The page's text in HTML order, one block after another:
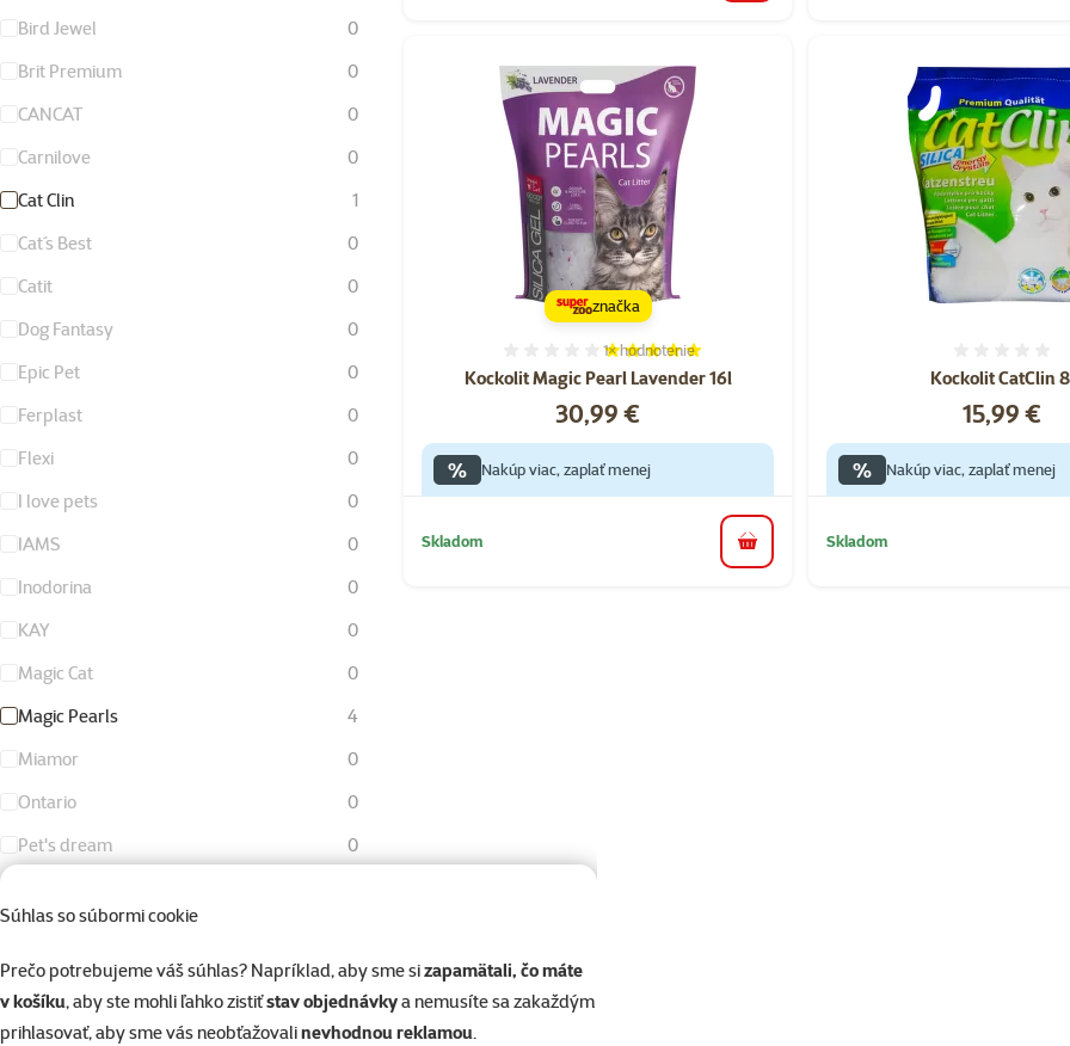
Súhlas so súbormi cookie
Prečo potrebujeme váš súhlas? Napríklad, aby sme sizapamätali, čo máte
v košíku, aby ste mohli ľahko zistiťstav objednávkya nemusíte sa zakaždým
prihlasovať, aby sme vás neobťažovalinevhodnou reklamou.
Bird Jewel
0
Brit Premium
0
CANCAT
0
Carnilove
0
Cat Clin
1
Cat´s Best
0
Catit
0
Dog Fantasy
0
Epic Pet
0
Ferplast
0
Flexi
0
I love pets
0
IAMS
0
Inodorina
0
KAY
0
Magic Cat
0
Magic Pearls
4
Miamor
0
Ontario
0
Pet's dream
0
Schesir
0
Small Animals
Kockolit Magic Pearl Lavender 16l
Hodnotenie 100%, počet hodnotení: 1
1×hodnotenie
Cena
30,99 €
značka
% Nakúp viac, zaplať menej
Skladom do košíka
Kockolit CatClin
Cena
15,99 €
% Nakúp viac, zaplať menej
Skladom